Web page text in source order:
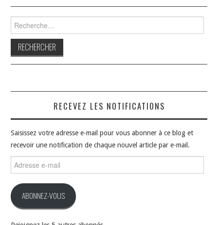
RECEVEZ LES NOTIFICATIONS
Saisissez votre adresse e-mail pour vous abonner à ce blog et
recevoir une notification de chaque nouvel article par e-mail.
e-
ABONNEZ-VOUS